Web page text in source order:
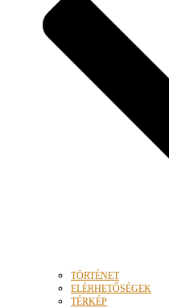
TÖRTÉNET
ELÉRHETŐSÉGEK
TÉRKÉP